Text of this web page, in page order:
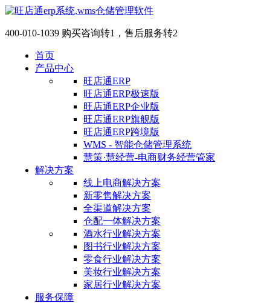
400-010-1039 购买咨询转1，售后服务转2
首页
产品中心
旺店通ERP
旺店通ERP极速版
旺店通ERP企业版
旺店通ERP旗舰版
旺店通ERP跨境版
WMS - 智能仓储管理系统
慧策·慧经营-电商财务经营管家
解决方案
线上电商解决方案
新零售解决方案
全渠道解决方案
仓配一体解决方案
酒水行业解决方案
图书行业解决方案
零食行业解决方案
美妆行业解决方案
家居行业解决方案
服务保障